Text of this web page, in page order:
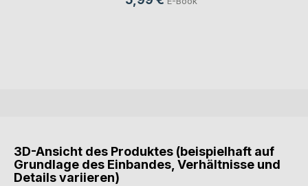
3D-Ansicht des Produktes (beispielhaft auf
Grundlage des Einbandes, Verhältnisse und
Details variieren)